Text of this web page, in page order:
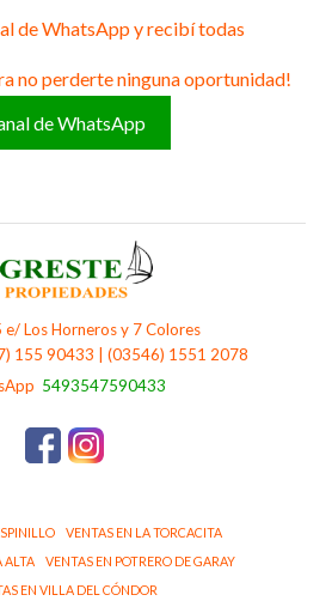
de WhatsApp y recibí todas
no perderte ninguna oportunidad!
de WhatsApp
e/ Los Horneros y 7 Colores
155 90433 | (03546) 1551 2078
5493547590433
VENTAS EN LA TORCACITA
ALTA
VENTAS EN POTRERO DE GARAY
EN VILLA DEL CÓNDOR